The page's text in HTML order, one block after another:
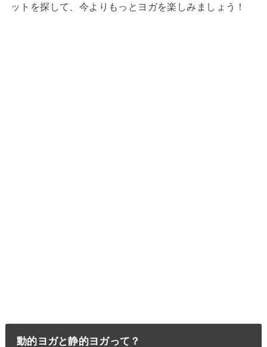
ットを探して、今よりもっとヨガを楽しみましょう！
動的ヨガと静的ヨガって？